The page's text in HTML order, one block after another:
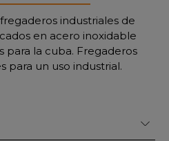
industriales de
en acero inoxidable
para la cuba. Fregaderos
para un uso industrial.